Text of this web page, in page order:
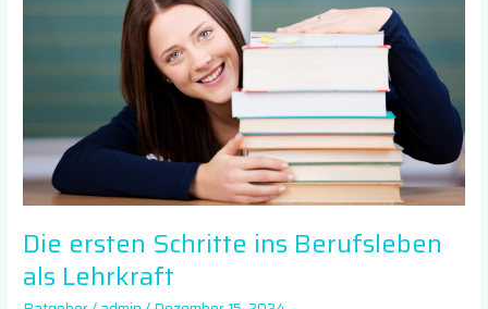
Die ersten Schritte ins Berufsleben
als Lehrkraft